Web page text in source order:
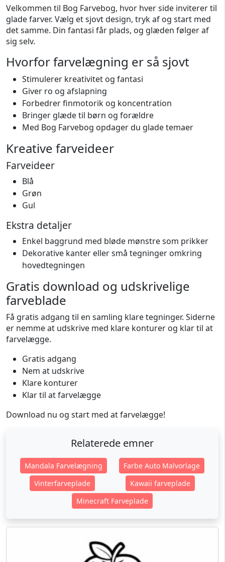
Velkommen til Bog Farvebog, hvor hver side inviterer til
glade farver. Vælg et sjovt design, tryk af og start med
det samme. Din fantasi får plads, og glæden følger af
sig selv.
Hvorfor farvelægning er så sjovt
Stimulerer kreativitet og fantasi
Giver ro og afslapning
Forbedrer finmotorik og koncentration
Bringer glæde til børn og forældre
Med Bog Farvebog opdager du glade temaer
Kreative farveideer
Farveideer
Blå
Grøn
Gul
Ekstra detaljer
Enkel baggrund med bløde mønstre som prikker
Dekorative kanter eller små tegninger omkring
hovedtegningen
Gratis download og udskrivelige
farveblade
Få gratis adgang til en samling klare tegninger. Siderne
er nemme at udskrive med klare konturer og klar til at
farvelægge.
Gratis adgang
Nem at udskrive
Klare konturer
Klar til at farvelægge
Download nu og start med at farvelægge!
Relaterede emner
Mandala Farvelægning
Farbe Auto Malvorlage
Vinterfarveplade
Kawaii farveplade
Minecraft Farveplade